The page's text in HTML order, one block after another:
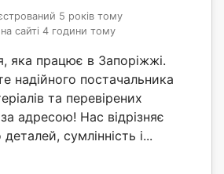
5 років тому
сайті 4 години тому
яка працює в Запоріжжі.
надійного постачальника
та перевірених
за адресою! Нас відрізняє
сумлінність і...